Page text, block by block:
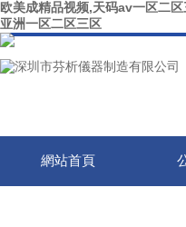
欧美成精品视频,天码av一区二
亚洲一区二区三区
網站首頁